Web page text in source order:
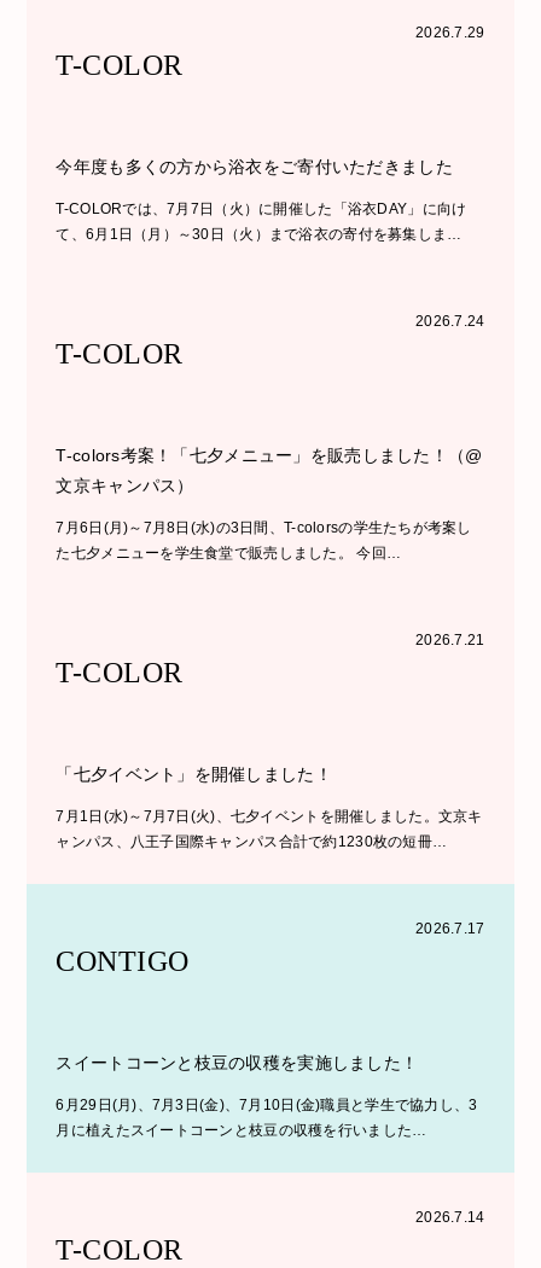
2026.7.29
T-COLOR
今年度も多くの方から浴衣をご寄付いただきました
T-COLORでは、7月7日（火）に開催した「浴衣DAY」に向け
て、6月1日（月）～30日（火）まで浴衣の寄付を募集しま…
2026.7.24
T-COLOR
T-colors考案！「七夕メニュー」を販売しました！（@
文京キャンパス）
7月6日(月)～7月8日(水)の3日間、T-colorsの学生たちが考案し
た七夕メニューを学生食堂で販売しました。 今回…
2026.7.21
T-COLOR
「七夕イベント」を開催しました！
7月1日(水)～7月7日(火)、七夕イベントを開催しました。文京キ
ャンパス、八王子国際キャンパス合計で約1230枚の短冊…
2026.7.17
CONTIGO
スイートコーンと枝豆の収穫を実施しました！
6月29日(月)、7月3日(金)、7月10日(金)職員と学生で協力し、3
月に植えたスイートコーンと枝豆の収穫を行いました…
2026.7.14
T-COLOR